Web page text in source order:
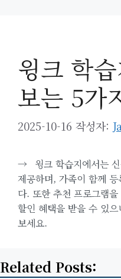
윙크 학
보는 5가
2025-10-16 작성자:
→
윙크 학습지에서는
제공하며, 가족이 함께
다. 또한 추천 프로그램
할인 혜택을 받을 수 있
보세요.
Related Posts: